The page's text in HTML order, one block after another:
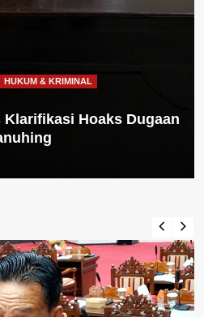
HUKUM & KRIMINAL
Hoaks Dugaan